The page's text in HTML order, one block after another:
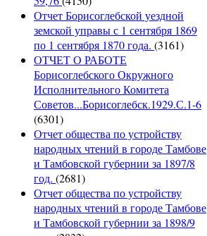
Отчет Борисоглебской уездной
земской управы с 1 сентября 1869
по 1 сентября 1870 года. (3161)
ОТЧЕТ О РАБОТЕ
Борисоглебского Окружного
Исполнительного Комитета
Советов...Борисоглебск.1929.С.1-6
(6301)
Отчет общества по устройству
народных чтений в городе Тамбове
и Тамбовской губернии за 1897/8
год. (2681)
Отчет общества по устройству
народных чтений в городе Тамбове
и Тамбовской губернии за 1898/9